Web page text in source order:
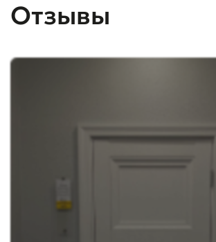
Отзывы